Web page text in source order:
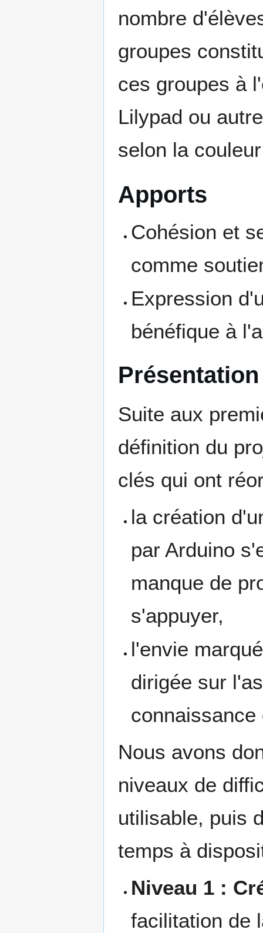
nombre
groupes
ces groupes à
Lilypad ou
selon la
Apports
Cohésion et
comme
Expression
bénéfique à
Suite aux
définition du
clés qui ont
la création
par Arduino
manque de
s'appuyer,
l'envie
dirigée sur
Nous avons
niveaux de
utilisable, puis
temps à
Niveau 1 :
facilitation de